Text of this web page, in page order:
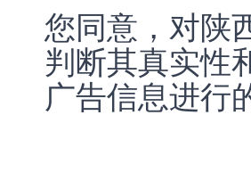
您同意，对陕
判断其真实性
广告信息进行